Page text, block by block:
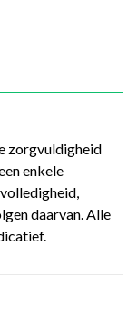
zorgvuldigheid
enkele
daarvan. Alle